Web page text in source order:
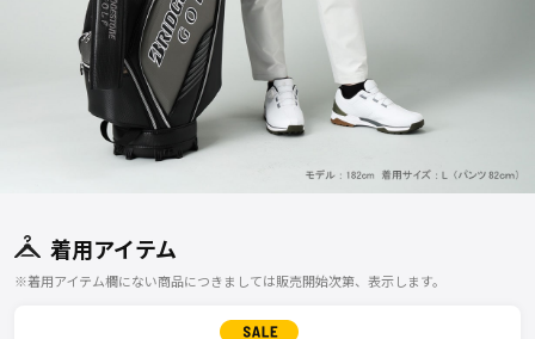
着用アイテム
※着用アイテム欄にない商品につきましては販売開始次第、表示します。